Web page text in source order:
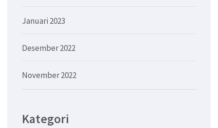
Januari 2023
Desember 2022
November 2022
Kategori